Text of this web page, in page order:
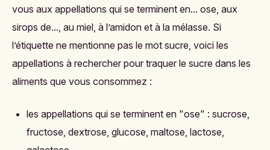
vous aux appellations qui se terminent en... ose, aux
sirops de..., au miel, à l’amidon et à la mélasse. Si
l’étiquette ne mentionne pas le mot sucre, voici les
appellations à rechercher pour traquer le sucre dans les
aliments que vous consommez :
les appellations qui se terminent en "ose" : sucrose,
fructose, dextrose, glucose, maltose, lactose,